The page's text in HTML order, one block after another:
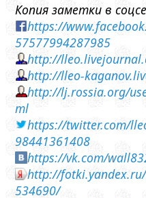
Копия заметки в
https://
57577994287985
http://
http://lleo-
http://lj.rossia.org/
ml
https://twitter.com/
98441361408
https://vk.com/
http://
534690/